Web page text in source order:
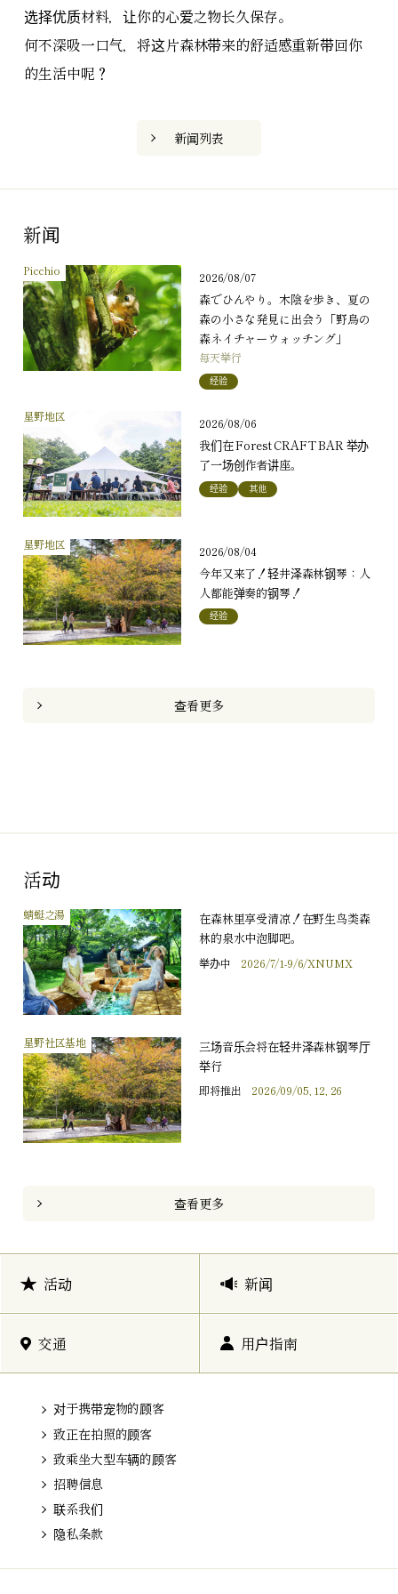
选择优质材料，让你的心爱之物长久保存。
何不深吸一口气，将这片森林带来的舒适感重新带回你
的生活中呢？
新闻列表
新闻
Picchio 2026/08/07
森でひんやり。木陰を歩き、夏の
森の小さな発見に出会う「野鳥の
森ネイチャーウォッチング」
每天举行
经验
星野地区 2026/08/06
我们在 Forest CRAFT BAR 举办
了一场创作者讲座。
经验 其他
星野地区 2026/08/04
今年又来了！轻井泽森林钢琴：人
人都能弹奏的钢琴！
经验
查看更多
活动
蜻蜓之湯
在森林里享受清凉！在野生鸟类森
林的泉水中泡脚吧。
举办中 2026/7/1-9/6/XNUMX
星野社区基地
三场音乐会将在轻井泽森林钢琴厅
举行
即将推出 2026/09/05, 12, 26
查看更多
活动 新闻
交通 用户指南
对于携带宠物的顾客
致正在拍照的顾客
致乘坐大型车辆的顾客
招聘信息
联系我们
隐私条款